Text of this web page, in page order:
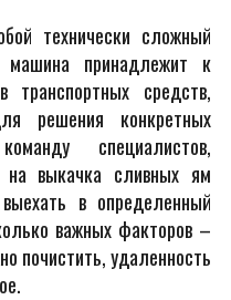
технически сложный
машина принадлежит к
транспортных средств,
решения конкретных
специалистов,
на выкачка сливных ям
в определенный
важных факторов –
почистить, удаленность